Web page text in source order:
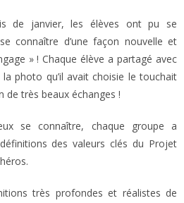
de janvier, les élèves ont pu se
connaître d’une façon nouvelle et
» ! Chaque élève a partagé avec
photo qu’il avait choisie le touchait
de très beaux échanges !
se connaître, chaque groupe a
des valeurs clés du Projet
très profondes et réalistes de